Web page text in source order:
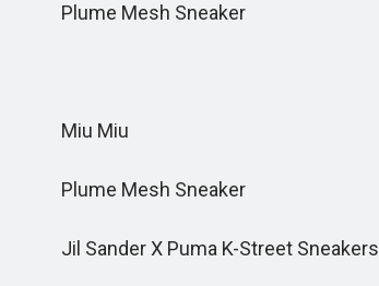
Plume Mesh Sneaker
Miu Miu
Plume Mesh Sneaker
Jil Sander X Puma K-Street Sneakers